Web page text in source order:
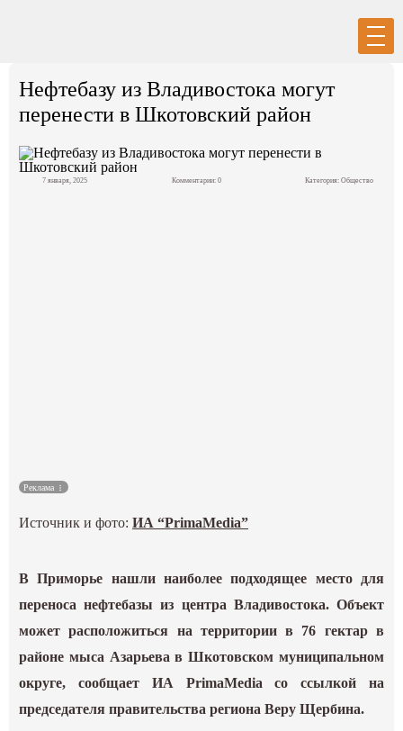
Спецпроекты
ГИД
Нефтебазу из Владивостока могут
перенести в Шкотовский район
7 января, 2025 Комментарии: 0 Категория: Общество
Реклама
Источник и фото:ИА “PrimaMedia”
В Приморье нашли наиболее подходящее место для
переноса нефтебазы из центра Владивостока. Объект
может расположиться на территории в 76 гектар в
районе мыса Азарьева в Шкотовском муниципальном
округе, сообщает ИА PrimaMedia со ссылкой на
председателя правительства региона Веру Щербина.